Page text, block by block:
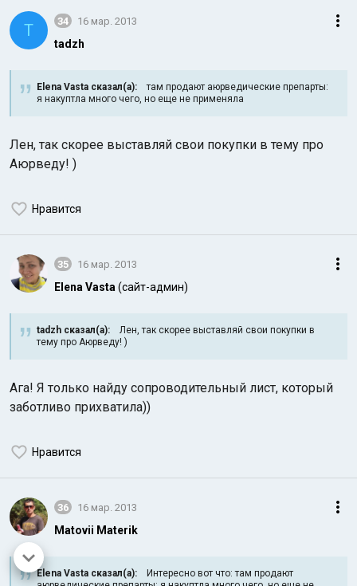
T 34 16 мар. 2013
tadzh
Elena Vasta сказал(а): там продают аюрведические препарты:
я накуптла много чего, но еще не применяла
Лен, так скорее выставляй свои покупки в тему про
Аюрведу! )
Нравится
35 16 мар. 2013
Elena Vasta (сайт-админ)
tadzh сказал(а): Лен, так скорее выставляй свои покупки в
тему про Аюрведу! )
Ага! Я только найду сопроводительный лист, который
заботливо прихватила))
Нравится
36 16 мар. 2013
Matovii Materik
Elena Vasta сказал(а): Интересно вот что: там продают